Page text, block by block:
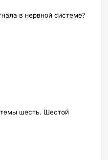
в нервной системе?
шесть. Шестой